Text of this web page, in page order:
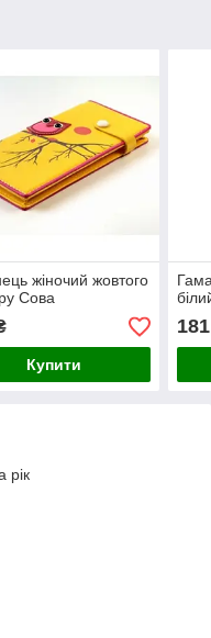
жіночий жовтого
Сова
Купити
181
рік